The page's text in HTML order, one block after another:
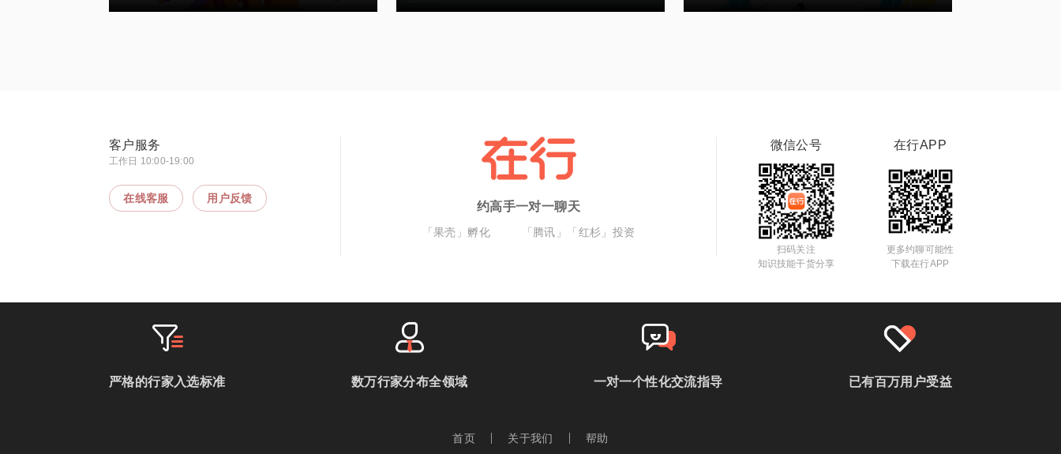
客户服务
工作日 10:00-19:00
在线客服 用户反馈
约高手一对一聊天
「果壳」孵化 「腾讯」「红杉」投资
微信公号
扫码关注
知识技能干货分享
在行APP
更多约聊可能性
下载在行APP
严格的行家入选标准 数万行家分布全领域 一对一个性化交流指导 已有百万用户受益
首页 关于我们 帮助